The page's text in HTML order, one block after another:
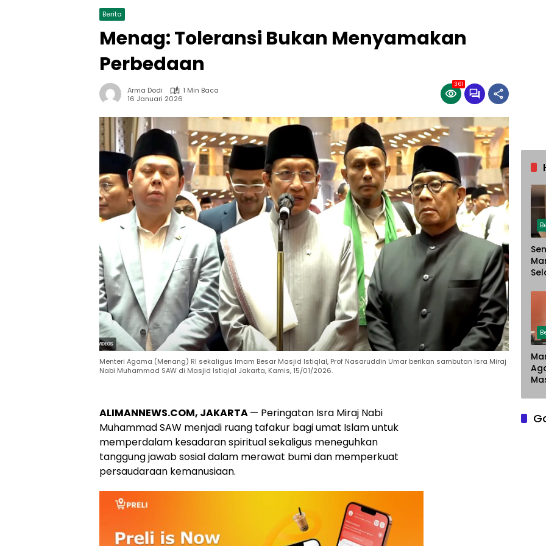
Berita
Menag: Toleransi Bukan Menyamakan
Perbedaan
Arma Dodi
1 Min Baca
16 Januari 2026
361
Menteri Agama (Menang) RI sekaligus Imam Besar Masjid Istiqlal, Prof Nasaruddin Umar berikan sambutan Isra Miraj
Nabi Muhammad SAW di Masjid Istiqlal Jakarta, Kamis, 15/01/2026.
ALIMANNEWS.COM, JAKARTA— Peringatan Isra Miraj Nabi
Muhammad SAW menjadi ruang tafakur bagi umat Islam untuk
memperdalam kesadaran spiritual sekaligus meneguhkan
tanggung jawab sosial dalam merawat bumi dan memperkuat
persaudaraan kemanusiaan.